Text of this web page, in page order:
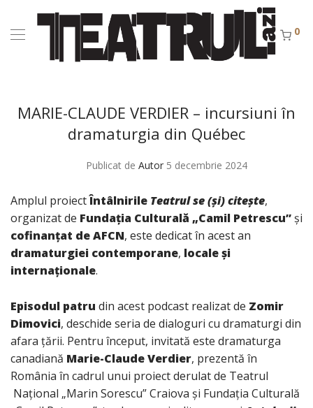
0
MARIE-CLAUDE VERDIER – incursiuni în
dramaturgia din Québec
Publicat de Autor 5 decembrie 2024
Amplul proiectÎntâlnirile Teatrul se (și) citește,
organizat de Fundaţia Culturală „Camil Petrescu”şi
cofinanţat de AFCN, este dedicat în acest an
dramaturgiei contemporane, locale și
internaționale.
Episodul patru din acest podcast realizat de Zomir
Dimovici, deschide seria de dialoguri cu dramaturgi din
afara țării. Pentru început, invitată este dramaturga
canadiană Marie-Claude Verdier, prezentă în
România în cadrul unui proiect derulat de Teatrul
Național „Marin Sorescu” Craiova și Fundația Culturală